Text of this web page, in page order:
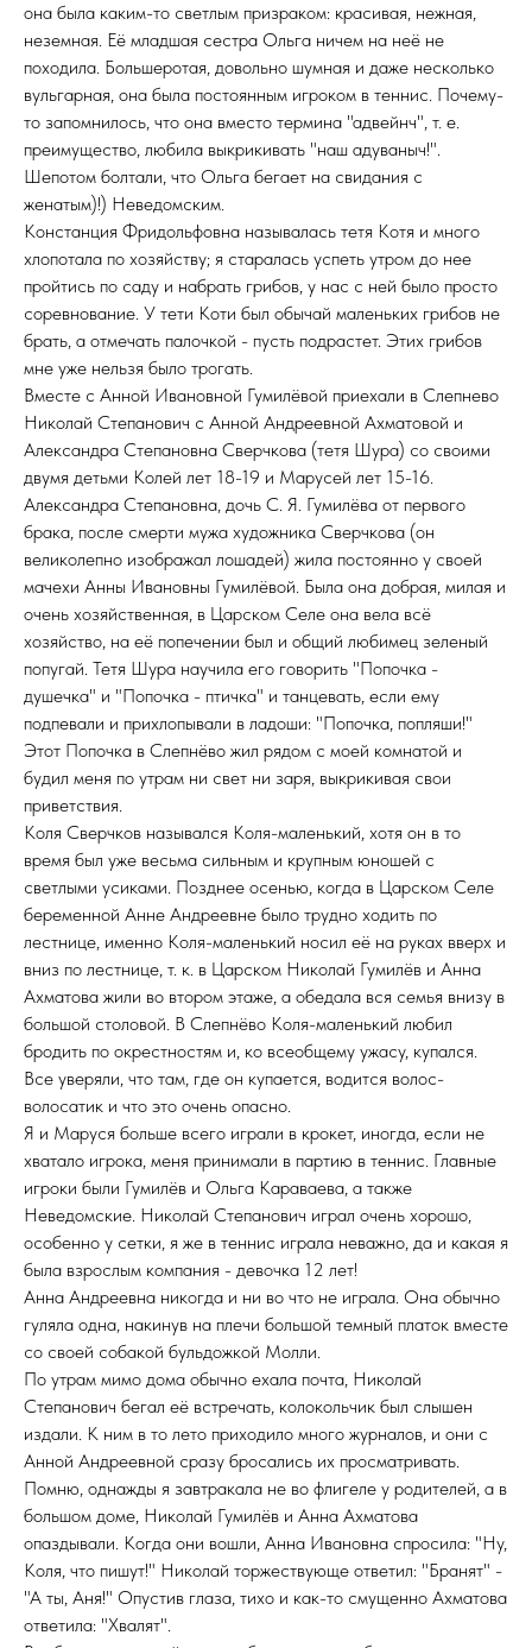
она была каким-то светлым призраком: красивая, нежная,
неземная. Её младшая сестра Ольга ничем на неё не
походила. Большеротая, довольно шумная и даже несколько
вульгарная, она была постоянным игроком в теннис. Почему-
то запомнилось, что она вместо термина "адвейнч", т. е.
преимущество, любила выкрикивать "наш адуваныч!".
Шепотом болтали, что Ольга бегает на свидания с
женатым)!) Неведомским.
Констанция Фридольфовна называлась тетя Котя и много
хлопотала по хозяйству; я старалась успеть утром до нее
пройтись по саду и набрать грибов, у нас с ней было просто
соревнование. У тети Коти был обычай маленьких грибов не
брать, а отмечать палочкой - пусть подрастет. Этих грибов
мне уже нельзя было трогать.
Вместе с Анной Ивановной Гумилёвой приехали в Слепнево
Николай Степанович с Анной Андреевной Ахматовой и
Александра Степановна Сверчкова (тетя Шура) со своими
двумя детьми Колей лет 18-19 и Марусей лет 15-16.
Александра Степановна, дочь С. Я. Гумилёва от первого
брака, после смерти мужа художника Сверчкова (он
великолепно изображал лошадей) жила постоянно у своей
мачехи Анны Ивановны Гумилёвой. Была она добрая, милая и
очень хозяйственная, в Царском Селе она вела всё
хозяйство, на её попечении был и общий любимец зеленый
попугай. Тетя Шура научила его говорить "Попочка -
душечка" и "Попочка - птичка" и танцевать, если ему
подпевали и прихлопывали в ладоши: "Попочка, попляши!"
Этот Попочка в Слепнёво жил рядом с моей комнатой и
будил меня по утрам ни свет ни заря, выкрикивая свои
приветствия.
Коля Сверчков назывался Коля-маленький, хотя он в то
время был уже весьма сильным и крупным юношей с
светлыми усиками. Позднее осенью, когда в Царском Селе
беременной Анне Андреевне было трудно ходить по
лестнице, именно Коля-маленький носил её на руках вверх и
вниз по лестнице, т. к. в Царском Николай Гумилёв и Анна
Ахматова жили во втором этаже, а обедала вся семья внизу в
большой столовой. В Слепнёво Коля-маленький любил
бродить по окрестностям и, ко всеобщему ужасу, купался.
Все уверяли, что там, где он купается, водится волос-
волосатик и что это очень опасно.
Я и Маруся больше всего играли в крокет, иногда, если не
хватало игрока, меня принимали в партию в теннис. Главные
игроки были Гумилёв и Ольга Караваева, а также
Неведомские. Николай Степанович играл очень хорошо,
особенно у сетки, я же в теннис играла неважно, да и какая я
была взрослым компания - девочка 12 лет!
Анна Андреевна никогда и ни во что не играла. Она обычно
гуляла одна, накинув на плечи большой темный платок вместе
со своей собакой бульдожкой Молли.
По утрам мимо дома обычно ехала почта, Николай
Степанович бегал её встречать, колокольчик был слышен
издали. К ним в то лето приходило много журналов, и они с
Анной Андреевной сразу бросались их просматривать.
Помню, однажды я завтракала не во флигеле у родителей, а в
большом доме, Николай Гумилёв и Анна Ахматова
опаздывали. Когда они вошли, Анна Ивановна спросила: "Ну,
Коля, что пишут!" Николай торжествующе ответил: "Бранят" -
"А ты, Аня!" Опустив глаза, тихо и как-то смущенно Ахматова
ответила: "Хвалят".